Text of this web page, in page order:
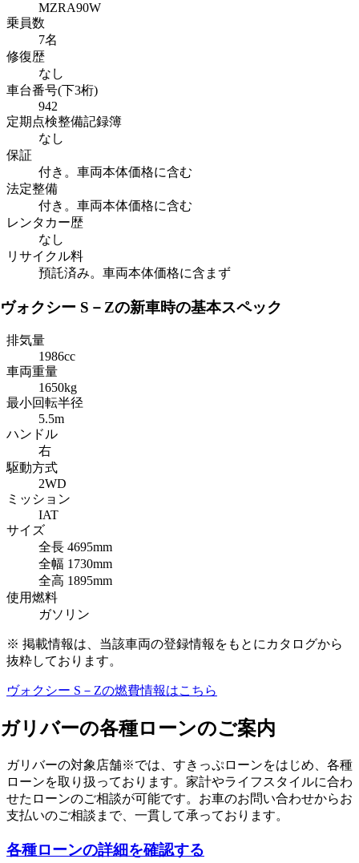
MZRA90W
乗員数
7名
修復歴
なし
車台番号(下3桁)
942
定期点検整備記録簿
なし
保証
付き。車両本体価格に含む
法定整備
付き。車両本体価格に含む
レンタカー歴
なし
リサイクル料
預託済み。車両本体価格に含まず
ヴォクシー S－Zの新車時の基本スペック
排気量
1986cc
車両重量
1650kg
最小回転半径
5.5m
ハンドル
右
駆動方式
2WD
ミッション
IAT
サイズ
全長 4695mm
全幅 1730mm
全高 1895mm
使用燃料
ガソリン
※ 掲載情報は、当該車両の登録情報をもとにカタログから
抜粋しております。
ヴォクシー S－Zの燃費情報はこちら
ガリバーの各種ローンのご案内
ガリバーの対象店舗※では、すきっぷローンをはじめ、各種
ローンを取り扱っております。家計やライフスタイルに合わ
せたローンのご相談が可能です。お車のお問い合わせからお
支払いのご相談まで、一貫して承っております。
各種ローンの詳細を確認する